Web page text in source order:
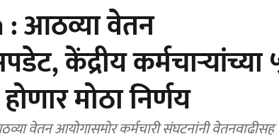
आठव्या वेतन
केंद्रीय कर्मचाऱ्यांच्या
मोठा निर्णय
वेतन आयोगासमोर कर्मचारी संघटनांनी वेतनवाढीसह